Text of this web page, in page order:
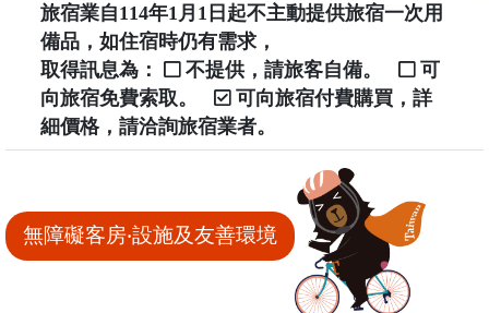
旅宿業自114年1月1日起不主動提供旅宿一次用
備品，如住宿時仍有需求，
取得訊息為：
不提供，請旅客自備。
可
向旅宿免費索取。
可向旅宿付費購買，詳
細價格，請洽詢旅宿業者。
無障礙客房‧設施及友善環境